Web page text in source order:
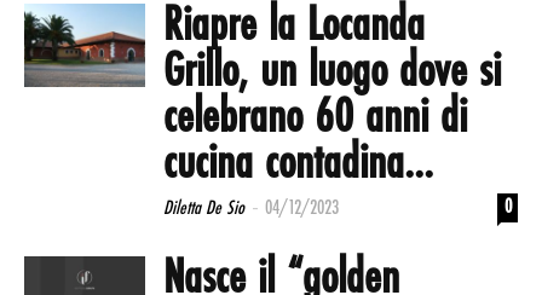
Riapre la Locanda
Grillo, un luogo dove si
celebrano 60 anni di
cucina contadina...
Diletta De Sio - 04/12/2023 0
Nasce il “golden